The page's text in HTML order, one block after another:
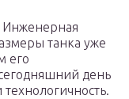
Инженерная
танка уже
его
день